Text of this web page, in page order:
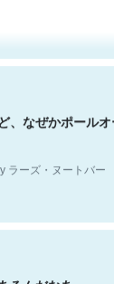
、なぜかポール
ーズ・ヌートバー
るんだなあ